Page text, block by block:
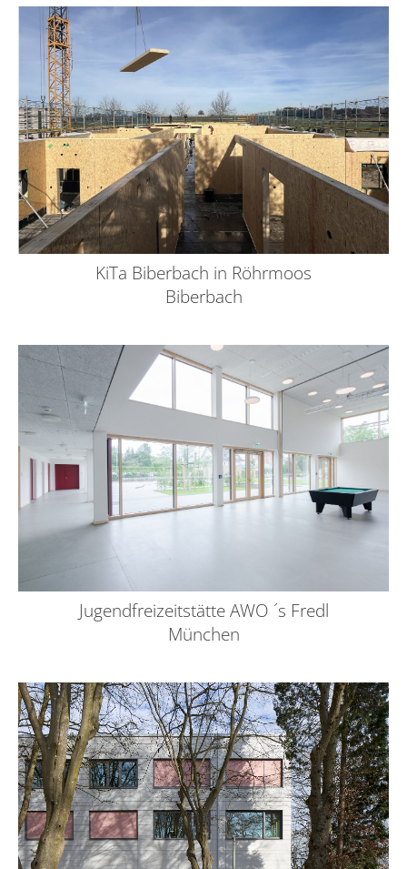
KiTa Biberbach in Röhrmoos
Biberbach
Jugendfreizeitstätte AWO ´s Fredl
München